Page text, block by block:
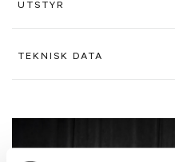
UTSTYR
TEKNISK DATA